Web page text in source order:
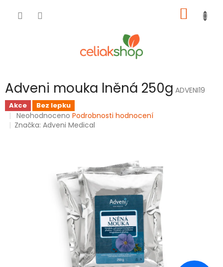
KOŠÍK
Adveni mouka lněná 250g ADVENI19
Akce Bez lepku
Průměrné
hodnocení
Neohodnoceno Podrobnosti hodnocení
Značka:Adveni Medical